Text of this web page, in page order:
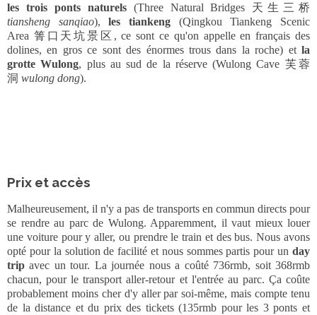
les trois ponts naturels(Three Natural Bridges 天生三桥
tiansheng sanqiao),les tiankeng (Qingkou Tiankeng Scenic
Area 箐口天坑景区, ce sont ce qu'on appelle en français des
dolines, en gros ce sont des énormes trous dans la roche) et la
grotte Wulong, plus au sud de la réserve (Wulong Cave 芙蓉
洞 wulong dong).
Prix et accès
Malheureusement, il n'y a pas de transports en commun directs pour
se rendre au parc de Wulong. Apparemment, il vaut mieux louer
une voiture pour y aller, ou prendre le train et des bus. Nous avons
opté pour la solution de facilité et nous sommes partis pour un day
trip avec un tour. La journée nous a coûté 736rmb, soit 368rmb
chacun, pour le transport aller-retour et l'entrée au parc. Ça coûte
probablement moins cher d'y aller par soi-même, mais compte tenu
de la distance et du prix des tickets (135rmb pour les 3 ponts et